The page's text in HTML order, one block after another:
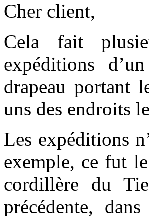
Cher client,
Cela fait
expéditions
drapeau portant
uns des endroits
Les expéditions
exemple, ce fut
cordillère du
précédente,